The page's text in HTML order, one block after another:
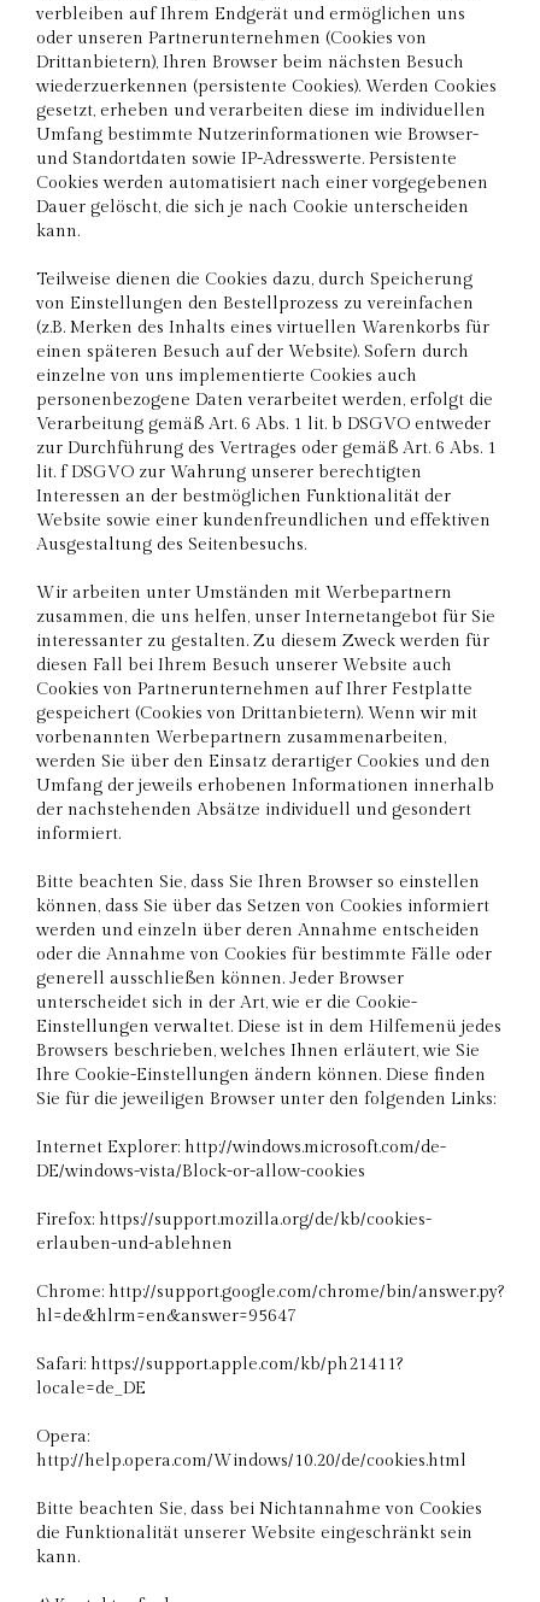
verbleiben auf Ihrem Endgerät und ermöglichen uns
oder unseren Partnerunternehmen (Cookies von
Drittanbietern), Ihren Browser beim nächsten Besuch
wiederzuerkennen (persistente Cookies). Werden Cookies
gesetzt, erheben und verarbeiten diese im individuellen
Umfang bestimmte Nutzerinformationen wie Browser-
und Standortdaten sowie IP-Adresswerte. Persistente
Cookies werden automatisiert nach einer vorgegebenen
Dauer gelöscht, die sich je nach Cookie unterscheiden
kann.
Teilweise dienen die Cookies dazu, durch Speicherung
von Einstellungen den Bestellprozess zu vereinfachen
(z.B. Merken des Inhalts eines virtuellen Warenkorbs für
einen späteren Besuch auf der Website). Sofern durch
einzelne von uns implementierte Cookies auch
personenbezogene Daten verarbeitet werden, erfolgt die
Verarbeitung gemäß Art. 6 Abs. 1 lit. b DSGVO entweder
zur Durchführung des Vertrages oder gemäß Art. 6 Abs. 1
lit. f DSGVO zur Wahrung unserer berechtigten
Interessen an der bestmöglichen Funktionalität der
Website sowie einer kundenfreundlichen und effektiven
Ausgestaltung des Seitenbesuchs.
Wir arbeiten unter Umständen mit Werbepartnern
zusammen, die uns helfen, unser Internetangebot für Sie
interessanter zu gestalten. Zu diesem Zweck werden für
diesen Fall bei Ihrem Besuch unserer Website auch
Cookies von Partnerunternehmen auf Ihrer Festplatte
gespeichert (Cookies von Drittanbietern). Wenn wir mit
vorbenannten Werbepartnern zusammenarbeiten,
werden Sie über den Einsatz derartiger Cookies und den
Umfang der jeweils erhobenen Informationen innerhalb
der nachstehenden Absätze individuell und gesondert
informiert.
Bitte beachten Sie, dass Sie Ihren Browser so einstellen
können, dass Sie über das Setzen von Cookies informiert
werden und einzeln über deren Annahme entscheiden
oder die Annahme von Cookies für bestimmte Fälle oder
generell ausschließen können. Jeder Browser
unterscheidet sich in der Art, wie er die Cookie-
Einstellungen verwaltet. Diese ist in dem Hilfemenü jedes
Browsers beschrieben, welches Ihnen erläutert, wie Sie
Ihre Cookie-Einstellungen ändern können. Diese finden
Sie für die jeweiligen Browser unter den folgenden Links:
Internet Explorer: http://windows.microsoft.com/de-
DE/windows-vista/Block-or-allow-cookies
Firefox: https://support.mozilla.org/de/kb/cookies-
erlauben-und-ablehnen
Chrome: http://support.google.com/chrome/bin/answer.py?
hl=de&hlrm=en&answer=95647
Safari: https://support.apple.com/kb/ph21411?
locale=de_DE
Opera:
http://help.opera.com/Windows/10.20/de/cookies.html
Bitte beachten Sie, dass bei Nichtannahme von Cookies
die Funktionalität unserer Website eingeschränkt sein
kann.